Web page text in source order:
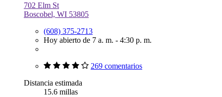
702 Elm St
Boscobel, WI 53805
(608) 375-2713
Hoy abierto de 7 a. m. - 4:30 p. m.
269 comentarios
Distancia estimada
15.6 millas